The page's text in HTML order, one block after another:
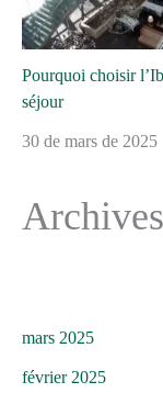
Pourquoi choisir
séjour
30 de mars de 2025
Archives
mars 2025
février 2025